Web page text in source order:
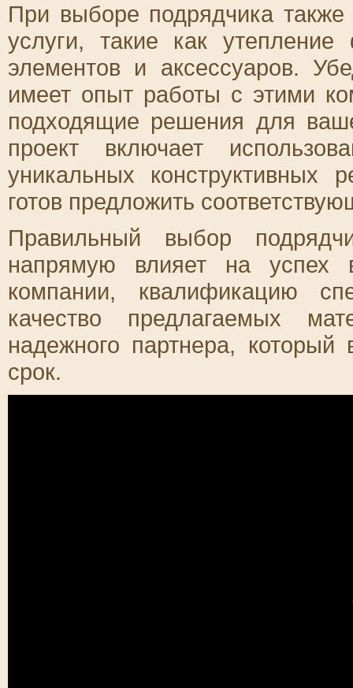
При выборе подрядчика
услуги, такие как утепление
элементов и аксессуаров.
имеет опыт работы с этими
подходящие решения для
проект включает
уникальных конструктивных
готов предложить
Правильный выбор
напрямую влияет на успех
компании, квалификацию
качество предлагаемых
надежного партнера,
срок.